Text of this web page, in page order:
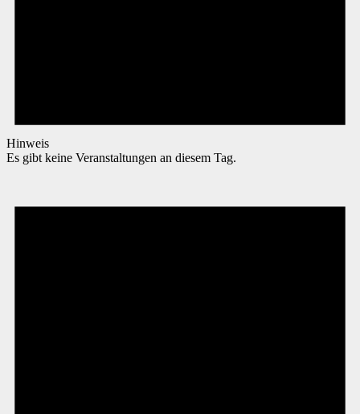
Hinweis
Es gibt keine Veranstaltungen an diesem Tag.